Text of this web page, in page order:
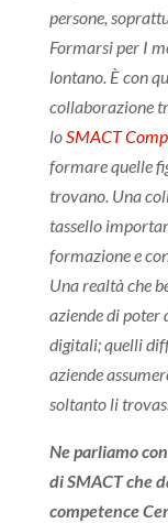
persone,
Formarsi per I
lontano. È con
collaborazione
loSMACT
formare quelle
trovano. Una
tassello
formazione e
Una realtà che
aziende di poter
digitali; quelli
aziende
soltanto li
Ne parliamo
di SMACT che
competence